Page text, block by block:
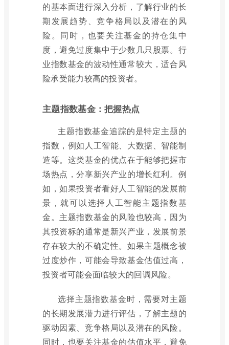
的基本面进行深入分析，了解行业的长
期发展趋势、竞争格局以及潜在的风
险。同时，也要关注基金的持仓集中
度，避免过度集中于少数几只股票。行
业指数基金的波动性通常较大，适合风
险承受能力较高的投资者。
主题指数基金：把握热点
主题指数基金追踪的是特定主题的
指数，例如人工智能、大数据、智能制
造等。这类基金的优点在于能够把握市
场热点，分享新兴产业的增长红利。例
如，如果投资者看好人工智能的发展前
景，就可以选择人工智能主题指数基
金。主题指数基金的风险也较高，因为
其投资标的通常是新兴产业，发展前景
存在较大的不确定性。如果主题概念被
过度炒作，可能会导致基金估值过高，
投资者可能会面临较大的回调风险。
选择主题指数基金时，需要对主题
的长期发展潜力进行评估，了解主题的
驱动因素、竞争格局以及潜在的风险。
同时，也要关注基金的估值水平，避免